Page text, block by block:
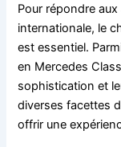
Pour répondre
internationale, le
est essentiel.
en Mercedes
sophistication et
diverses facettes
offrir une